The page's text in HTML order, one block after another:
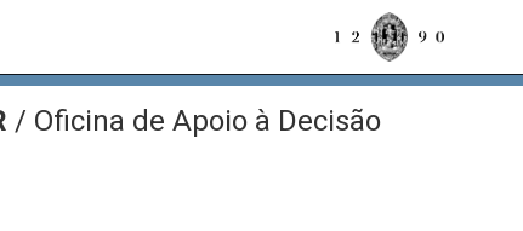
/ Oficina de Apoio à Decisão